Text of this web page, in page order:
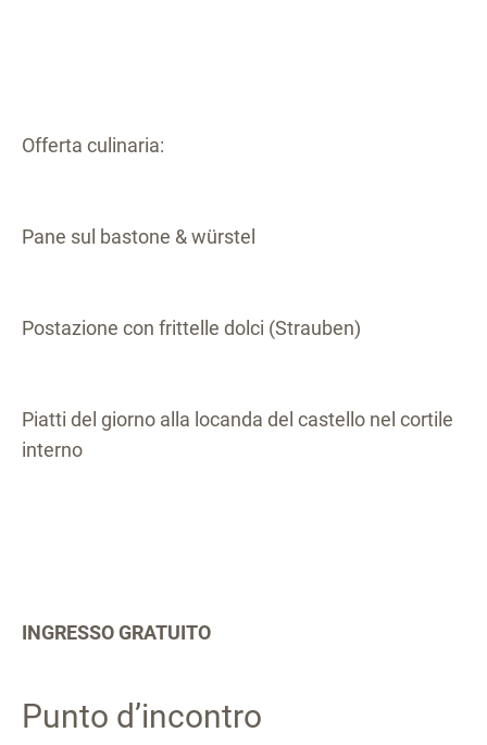
Offerta culinaria:
Pane sul bastone & würstel
Postazione con frittelle dolci (Strauben)
Piatti del giorno alla locanda del castello nel cortile
interno
INGRESSO GRATUITO
Punto d’incontro